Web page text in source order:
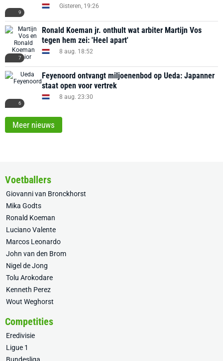
9
Gisteren, 19:26
7
Ronald Koeman jr. onthult wat arbiter Martijn Vos
tegen hem zei: 'Heel apart'
8 aug. 18:52
6
Feyenoord ontvangt miljoenenbod op Ueda: Japanner
staat open voor vertrek
8 aug. 23:30
Meer nieuws
Voetballers
Giovanni van Bronckhorst
Mika Godts
Ronald Koeman
Luciano Valente
Marcos Leonardo
John van den Brom
Nigel de Jong
Tolu Arokodare
Kenneth Perez
Wout Weghorst
Competities
Eredivisie
Ligue 1